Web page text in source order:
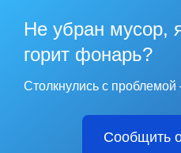
Не убран мусор,
горит фонарь?
Столкнулись с
Сообщить